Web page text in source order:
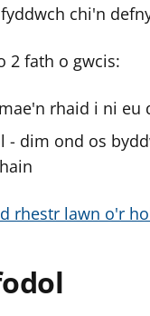
chi'n
2 fath o gwcis:
rhaid i ni
- dim ond os
rhestr lawn o'r